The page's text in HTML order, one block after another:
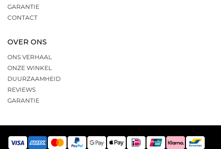
GARANTIE
CONTACT
OVER ONS
ONS VERHAAL
ONZE WINKEL
DUURZAAMHEID
REVIEWS
GARANTIE